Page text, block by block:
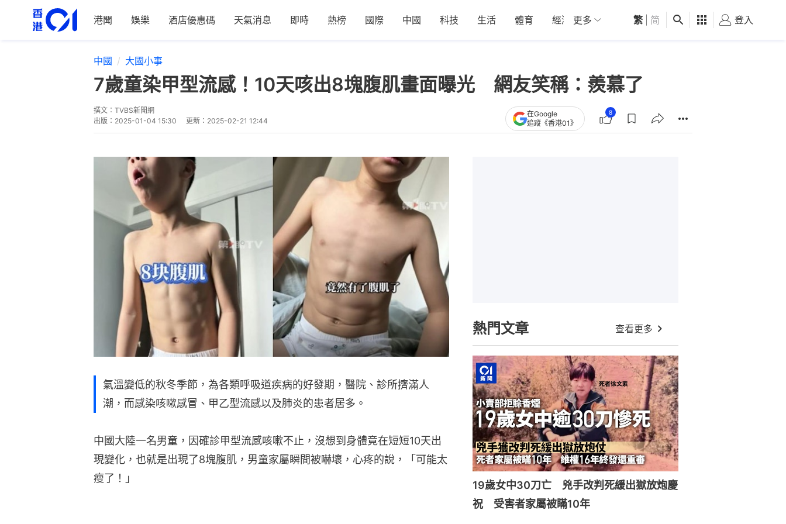
港聞 娛樂 酒店優惠碼 天氣消息 即時 熱榜 國際 中國 科技 生活 體育 經濟 01深圳 觀點 健康 好食玩飛
更多 繁 简 登入
中國 大國小事
7歲童染甲型流感！10天咳出8塊腹肌畫面曝光 網友笑稱：羨慕了
撰文： TVBS新聞網
出版： 2025-01-04 15:30 更新： 2025-02-21 12:44
在Google
追蹤《香港01》
8
氣溫變低的秋冬季節，為各類呼吸道疾病的好發期，醫院、診所擠滿人
潮，而感染咳嗽感冒、甲乙型流感以及肺炎的患者居多。
中國大陸一名男童，因確診甲型流感咳嗽不止，沒想到身體竟在短短10天出
現變化，也就是出現了8塊腹肌，男童家屬瞬間被嚇壞，心疼的說，「可能太
瘦了！」
熱門文章 查看更多
19歲女中30刀亡 兇手改判死緩出獄放炮慶
祝 受害者家屬被瞞10年